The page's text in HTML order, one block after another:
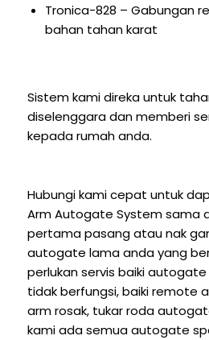
Tronica-828 – Gabungan
bahan tahan karat
Sistem kami direka untuk
diselenggara dan memberi
kepada rumah anda.
Hubungi kami cepat untuk
Arm Autogate System sama
pertama pasang atau nak
autogate lama anda yang
perlukan servis baiki
tidak berfungsi, baiki remote
arm rosak, tukar roda
kami ada semua autogate